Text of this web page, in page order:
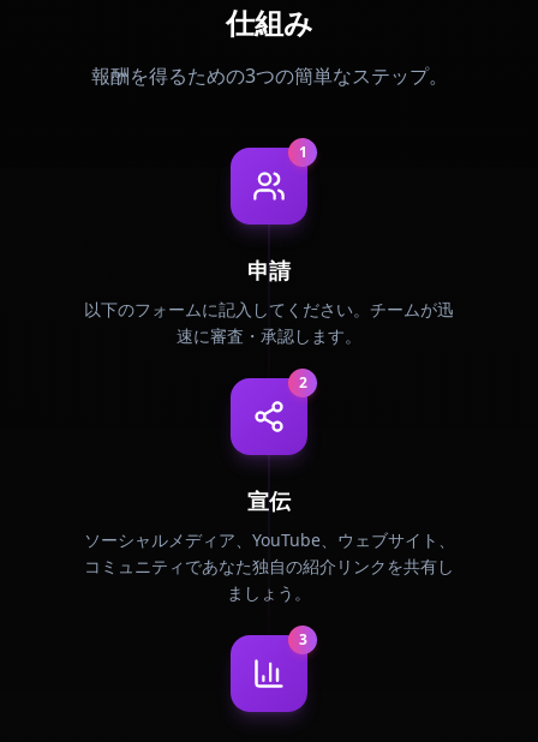
仕組み
報酬を得るための3つの簡単なステップ。
1
申請
以下のフォームに記入してください。チームが迅
速に審査・承認します。
2
宣伝
ソーシャルメディア、YouTube、ウェブサイト、
コミュニティであなた独自の紹介リンクを共有し
ましょう。
3